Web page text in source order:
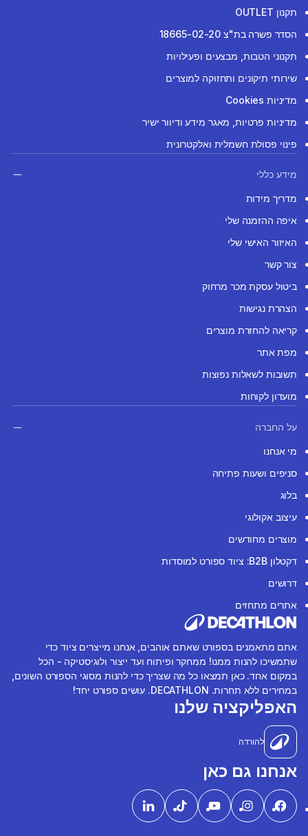
תקנון OUTLET
הסדר פשרה בת"צ 18665-02-20
תקנוני הטבות, מבצעים ופעילויות
שירותי תיקונים ותחזוקה למוצרים
מדיניות Cookies
מדיניות פרטיות, מאגר מידע ודיוור ישיר
פינוי פסולת חשמלית ואלקטרונית
מידע כללי
מדריך מידות
איפה ההזמנה שלי
האיזור האישי שלי
צור קשר
ביטול עסקת מכר מרחוק
הצהרת נגישות
קריאה להחזרת מוצרים
מפת אתר
תשובות לשאלות נפוצות
מועדון לקוחות
על החברה
מי אנחנו
סניפים ושעות פתיחה
בלוג
עיצוב אקולוגי
מוצרים מחודשים
דקטלון B2B: ציוד ספורט למוסדות
דרושים
אתרים מתחזים
אתם מתאמנים בספורט שאתם אוהבים, אנחנו מייצרים ציוד כדי
שתמשיכו להנות ממנו! ממחקר ופיתוח ועד ייצור ולוגיסטיקה - הכל
במקום אחד. כאן תמצאו כל מה שצריך כדי להנות מסוגי הספורט השונים,
במחירים ללא תחרות. DECATHLON. עושים ספורט יחד!
האפליקציה שלנו
להורדה
אנחנו גם כאן